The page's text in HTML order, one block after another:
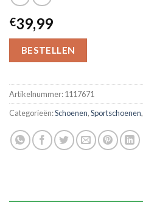
€39,99
BESTELLEN
Artikelnummer:1117671
Categorieën:Schoenen,Sportschoenen,